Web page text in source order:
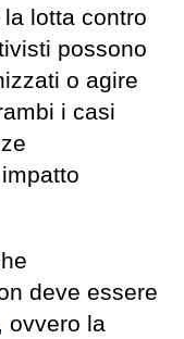
lotta contro
possono
o agire
i casi
deve essere
, ovvero la